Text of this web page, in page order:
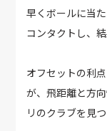
早くボールに当
コンタクトし、
オフセットの利
が、飛距離と方
リのクラブを見